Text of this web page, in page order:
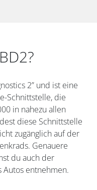
2” und ist eine
Schnittstelle, die
in nahezu allen
diese Schnittstelle
zugänglich auf der
Genauere
du auch der
Autos entnehmen.